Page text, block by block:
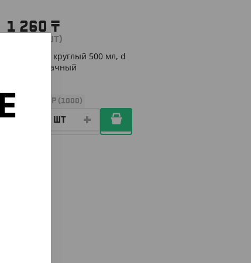
1 260 ₸
/ШТ)
Контейнер круглый 500 мл, d
101, прозрачный
КОР (1000)